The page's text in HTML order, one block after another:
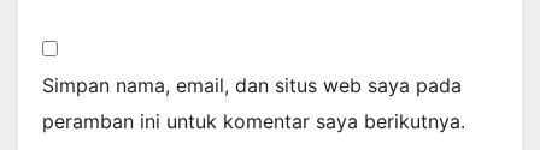
Simpan nama, email, dan situs web saya pada
peramban ini untuk komentar saya berikutnya.